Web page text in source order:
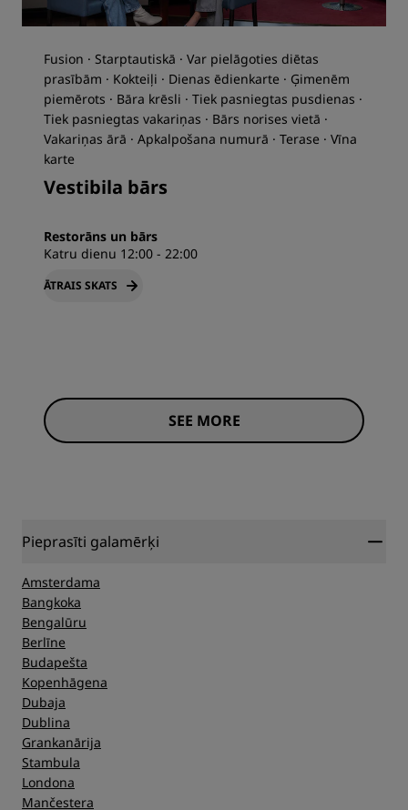
Fusion · Starptautiskā · Var pielāgoties diētas
prasībām · Kokteiļi · Dienas ēdienkarte · Ģimenēm
piemērots · Bāra krēsli · Tiek pasniegtas pusdienas ·
Tiek pasniegtas vakariņas · Bārs norises vietā ·
Vakariņas ārā · Apkalpošana numurā · Terase · Vīna
karte
Vestibila bārs
Restorāns un bārs
Katru dienu 12:00 - 22:00
ĀTRAIS SKATS
SEE MORE
Pieprasīti galamērķi
Amsterdama
Bangkoka
Bengalūru
Berlīne
Budapešta
Kopenhāgena
Dubaja
Dublina
Grankanārija
Stambula
Londona
Mančestera